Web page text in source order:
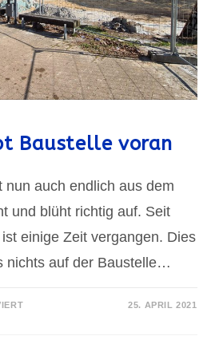
Baustelle voran
nun auch endlich aus dem
und blüht richtig auf. Seit
einige Zeit vergangen. Dies
nichts auf der Baustelle…
FÜR
25. APRIL 2021